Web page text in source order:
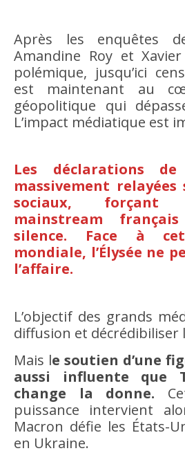
Après les enquêtes
Amandine Roy et
polémique, jusqu’ici
est maintenant au
géopolitique qui
L’impact médiatique est
Les déclarations
massivement
sociaux, forçant
mainstream
silence. Face à
mondiale, l’Élysée ne
l’affaire.
L’objectif des grands
diffusion et décrédibiliser
Mais le soutien d’une
aussi influente que
change la donne.
puissance intervient
Macron défie les États-
en Ukraine.